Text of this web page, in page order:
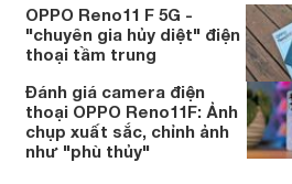
OPPO Reno11 F 5G -
"chuyên gia hủy diệt" điện
thoại tầm trung
Đánh giá camera điện
thoại OPPO Reno11F: Ảnh
chụp xuất sắc, chỉnh ảnh
như "phù thủy"